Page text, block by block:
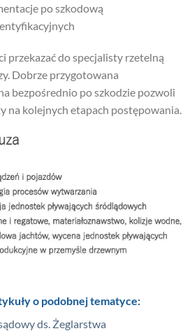
po szkodową
przekazać do specjalisty rzetelną
Dobrze przygotowana
bezpośrednio po szkodzie pozwoli
na kolejnych etapach postępowania.
o podobnej tematyce:
ds. Żeglarstwa